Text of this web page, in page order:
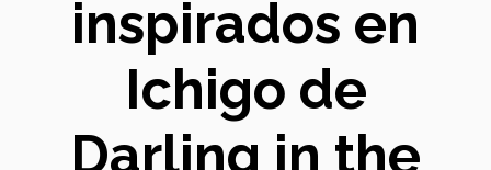
inspirados en
Ichigo de
Darling in the